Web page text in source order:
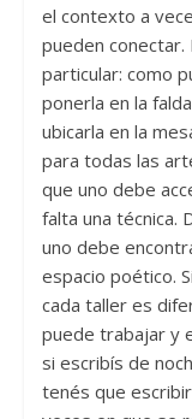
el contexto a
pueden
particular: como
ponerla en la
ubicarla en la
para todas las
que uno debe
falta una técnica.
uno debe
espacio poético.
cada taller es
puede trabajar y
si escribís de
tenés que